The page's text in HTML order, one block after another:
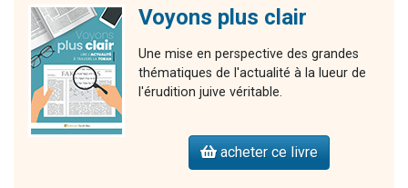
Voyons plus clair
Une mise en perspective des grandes
thématiques de l'actualité à la lueur de
l'érudition juive véritable.
acheter ce livre